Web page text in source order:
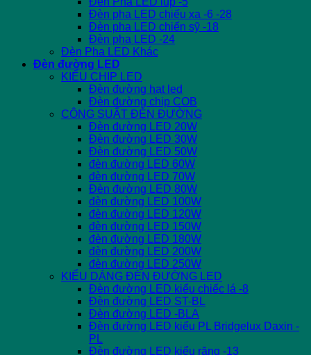
Đèn pha LED chiếu xa -6 -28
Đèn pha LED chiến sỹ -18
Đèn pha LED -24
Đèn Pha LED Khác
Đèn đường LED
KIỂU CHIP LED
Đèn đường hạt led
Đèn đường chip COB
CÔNG SUẤT ĐÈN ĐƯỜNG
Đèn đường LED 20W
Đèn đường LED 30W
Đèn đường LED 50W
đèn đường LED 60W
đèn đường LED 70W
Đèn đường LED 80W
đèn đường LED 100W
đèn đường LED 120W
đèn đường LED 150W
đèn đường LED 180W
đèn đường LED 200W
đèn đường LED 250W
KIỂU DÁNG ĐÈN ĐƯỜNG LED
Đèn đường LED kiểu chiếc lá -8
Đèn đường LED ST-BL
Đèn đường LED -BLA
Đèn đường LED kiểu PL Bridgelux Daxin -
PL
Đèn đường LED kiểu răng -13